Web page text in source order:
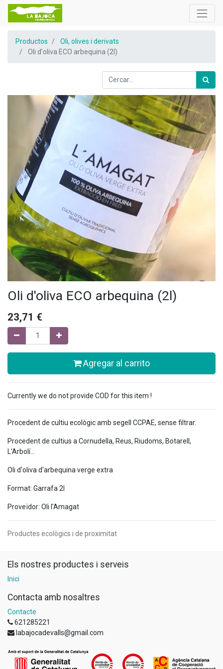
Productos
Oli, olives i derivats
Oli d'oliva ECO arbequina (2l)
Oli d'oliva ECO arbequina (2l)
23,71 €
Agregar al carrito
Currently we do not provide COD for this item !
Procedent de cultiu ecològic amb segell CCPAE, sense filtrar.
Procedent de cultius a Cornudella, Reus, Riudoms, Botarell,
L'Arbolí...
Oli d'oliva d'arbequina verge extra
Format: Garrafa 2l
Proveïdor: Oli l'Amagat
Productes ecològics i de proximitat
Els nostres productes i serveis
Inici
Contacta amb nosaltres
Contacte
621285221
labajocadevalls@gmail.com